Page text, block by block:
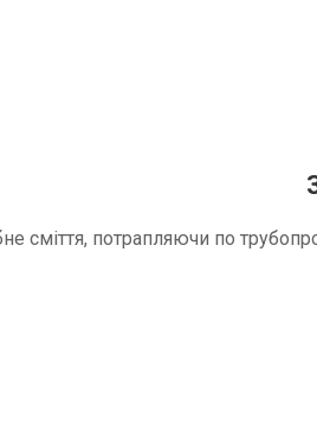
сміття, потрапляючи по